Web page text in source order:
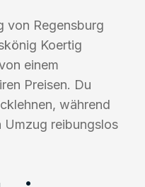
von Regensburg
Koertig
einem
Preisen. Du
während
Umzug reibungslos